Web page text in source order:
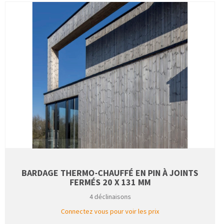
BARDAGE THERMO-CHAUFFÉ EN PIN À JOINTS
FERMÉS 20 X 131 MM
4 déclinaisons
Connectez vous pour voir les prix